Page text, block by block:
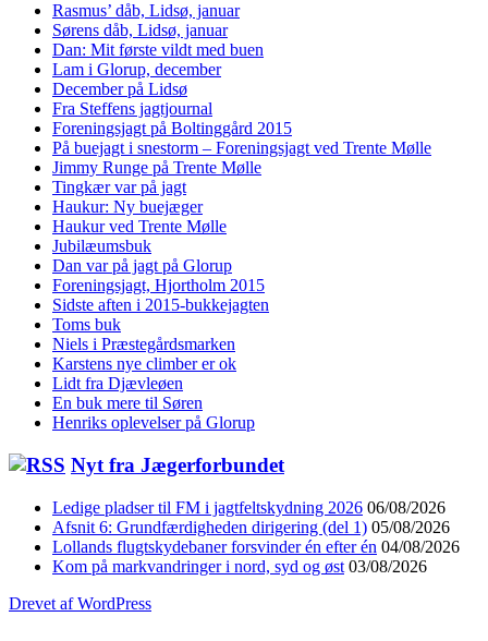
Rasmus’ dåb, Lidsø, januar
Sørens dåb, Lidsø, januar
Dan: Mit første vildt med buen
Lam i Glorup, december
December på Lidsø
Fra Steffens jagtjournal
Foreningsjagt på Boltinggård 2015
På buejagt i snestorm – Foreningsjagt ved Trente Mølle
Jimmy Runge på Trente Mølle
Tingkær var på jagt
Haukur: Ny buejæger
Haukur ved Trente Mølle
Jubilæumsbuk
Dan var på jagt på Glorup
Foreningsjagt, Hjortholm 2015
Sidste aften i 2015-bukkejagten
Toms buk
Niels i Præstegårdsmarken
Karstens nye climber er ok
Lidt fra Djævleøen
En buk mere til Søren
Henriks oplevelser på Glorup
Nyt fra Jægerforbundet
Ledige pladser til FM i jagtfeltskydning 2026 06/08/2026
Afsnit 6: Grundfærdigheden dirigering (del 1) 05/08/2026
Lollands flugtskydebaner forsvinder én efter én 04/08/2026
Kom på markvandringer i nord, syd og øst 03/08/2026
Drevet af WordPress